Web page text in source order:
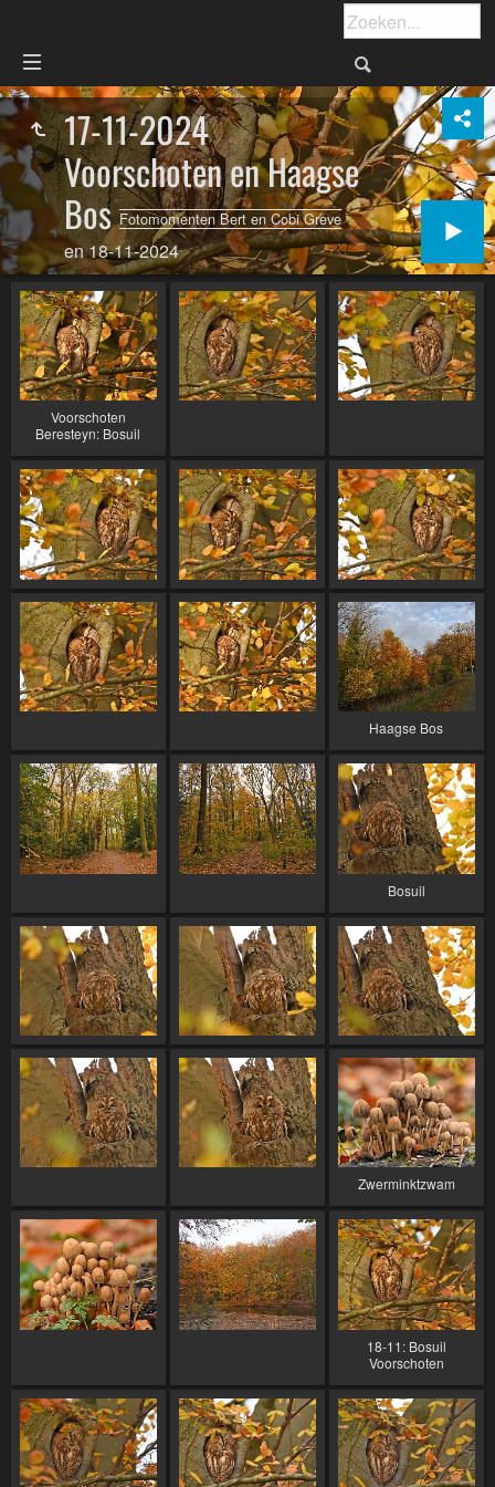
17-11-2024
Voorschoten en Haagse
BosFotomomenten Bert en Cobi Greve
en 18-11-2024
Voorschoten
Beresteyn: Bosuil
Haagse Bos
Bosuil
Zwerminktzwam
18-11: Bosuil
Voorschoten